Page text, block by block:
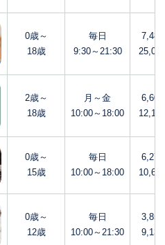
0歳～
18歳
毎日
9:30～21:30
2歳～
18歳
月～金
10:00～18:00
0歳～
15歳
毎日
10:00～18:00
0歳～
12歳
毎日
10:00～21:30